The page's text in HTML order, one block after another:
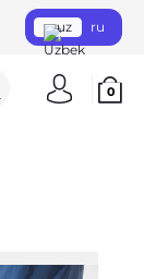
uz ru
0